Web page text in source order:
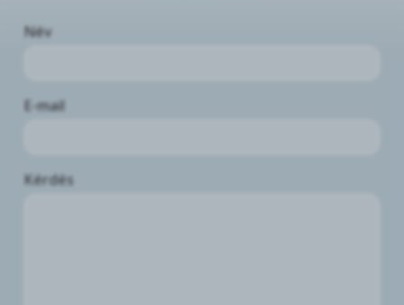
Név
E-mail
Kérdés